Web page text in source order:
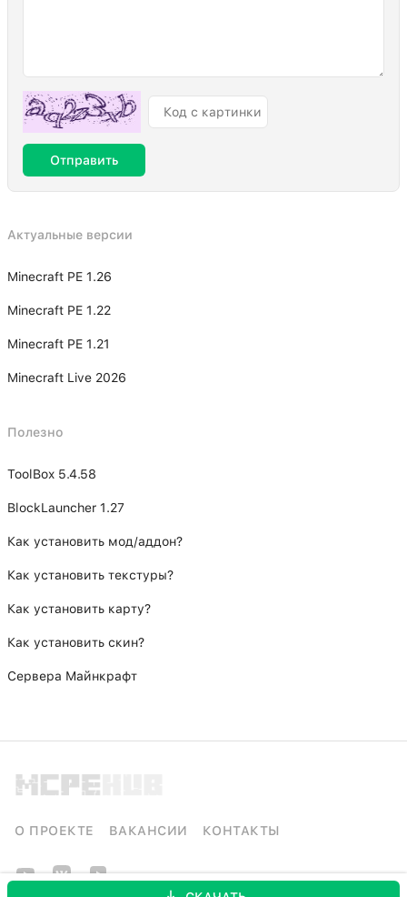
Отправить
Актуальные версии
Minecraft PE 1.26
Minecraft PE 1.22
Minecraft PE 1.21
Minecraft Live 2026
Полезно
ToolBox 5.4.58
BlockLauncher 1.27
Как установить мод/аддон?
Как установить текстуры?
Как установить карту?
Как установить скин?
Сервера Майнкрафт
О ПРОЕКТЕ ВАКАНСИИ КОНТАКТЫ